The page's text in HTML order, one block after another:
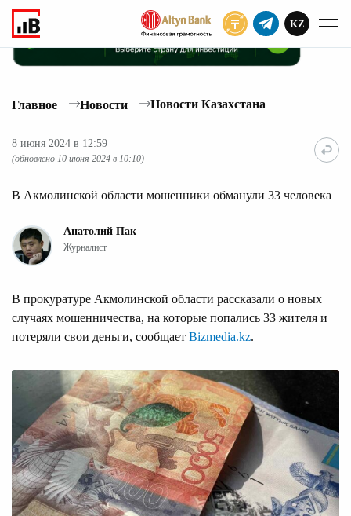
KZ
Главное Новости Новости Казахстана
8 июня 2024 в 12:59
(обновлено 10 июня 2024 в 10:10)
В Акмолинской области мошенники обманули 33 человека
Анатолий Пак
Журналист
В прокуратуре Акмолинской области рассказали о новых
случаях мошенничества, на которые попались 33 жителя и
потеряли свои деньги, сообщает Bizmedia.kz.